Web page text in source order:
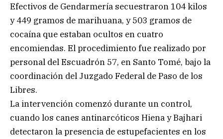
Efectivos de Gendarmería secuestraron 104 kilos
y 449 gramos de marihuana, y 503 gramos de
cocaína que estaban ocultos en cuatro
encomiendas. El procedimiento fue realizado por
personal del Escuadrón 57, en Santo Tomé, bajo la
coordinación del Juzgado Federal de Paso de los
Libres.
La intervención comenzó durante un control,
cuando los canes antinarcóticos Hiena y Bajhari
detectaron la presencia de estupefacientes en los